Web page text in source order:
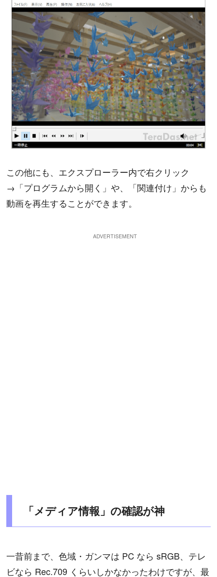
この他にも、エクスプローラー内で右クリック
→「プログラムから開く」や、「関連付け」からも
動画を再生することができます。
「メディア情報」の確認が神
一昔前まで、色域・ガンマは PC なら sRGB、テレ
ビなら Rec.709 くらいしかなかったわけですが、最